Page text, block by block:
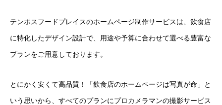
テンポスフードプレイスのホームページ制作サービスは、飲食店
に特化したデザイン設計で、用途や予算に合わせて選べる豊富な
プランをご用意しております。
とにかく安くて高品質！「飲食店のホームページは写真が命」と
いう思いから、すべてのプランにプロカメラマンの撮影サービス